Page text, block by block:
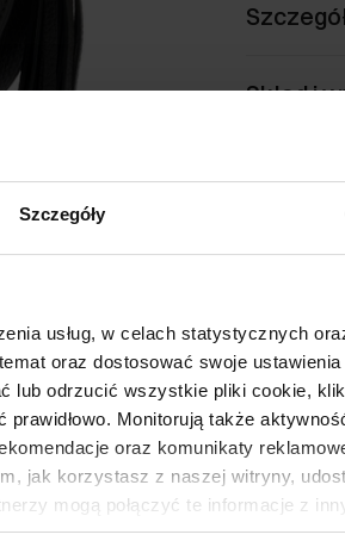
Szczegóły
usług, w celach statystycznych
oraz dostosować swoje
lub odrzucić wszystkie pliki cookie,
Monitorują także
oraz komunikaty
jak korzystasz z naszej witryny,
mogą połączyć te informacje z
Skład i